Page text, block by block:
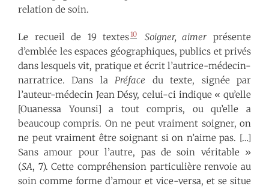
relation de soin.
Le recueil de 19 textes10 Soigner, aimer présente
d’emblée les espaces géographiques, publics et privés
dans lesquels vit, pratique et écrit l’autrice-médecin-
narratrice. Dans laPréface du texte, signée par
l’auteur-médecin Jean Désy, celui-ci indique « qu’elle
[Ouanessa Younsi] a tout compris, ou qu’elle a
beaucoup compris. On ne peut vraiment soigner, on
ne peut vraiment être soignant si on n’aime pas. […]
Sans amour pour l’autre, pas de soin véritable »
(SA, 7). Cette compréhension particulière renvoie au
soin comme forme d’amour et vice-versa, et se situe